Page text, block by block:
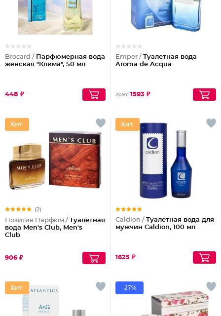
Brocard / Парфюмерная вода
женская "Клима", 50 мл
448 ₽
Emper / Туалетная вода
Aroma de Acqua
2097 1593 ₽
(2)
Позитив Парфюм / Туалетная
вода Men's Club, Men's
Club
906 ₽
Caldion / Туалетная вода для
мужчин Caldion, 100 мл
1625 ₽
-27%